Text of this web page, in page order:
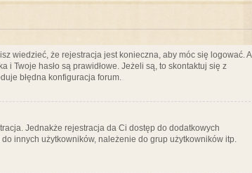
wiedzieć, że rejestracja jest konieczna, aby móc się logować. A
Twoje hasło są prawidłowe. Jeżeli są, to skontaktuj się z
błędna konfiguracja forum.
Jednakże rejestracja da Ci dostęp do dodatkowych
innych użytkowników, należenie do grup użytkowników itp.